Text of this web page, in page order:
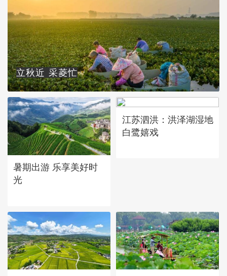
立秋近 采菱忙
暑期出游 乐享美好时
光
江苏泗洪：洪泽湖湿地
白鹭嬉戏